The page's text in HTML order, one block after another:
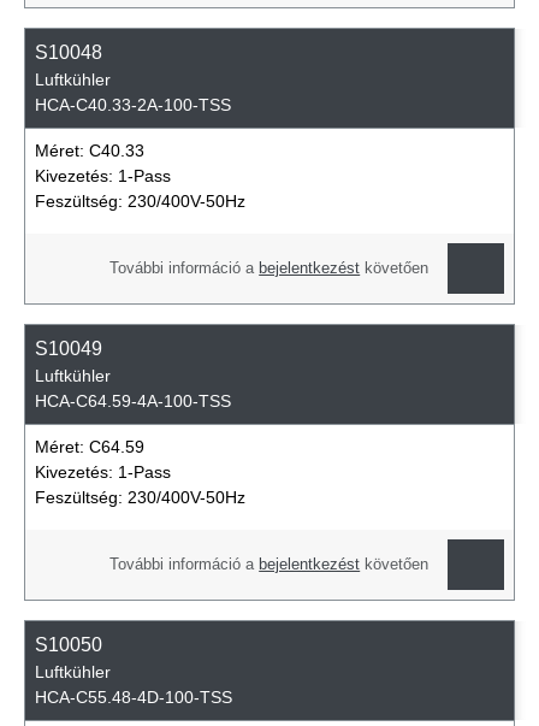
S10048
Luftkühler
HCA-C40.33-2A-100-TSS
Méret: C40.33
Kivezetés: 1-Pass
Feszültség: 230/400V-50Hz
További információ a bejelentkezést követően
S10049
Luftkühler
HCA-C64.59-4A-100-TSS
Méret: C64.59
Kivezetés: 1-Pass
Feszültség: 230/400V-50Hz
További információ a bejelentkezést követően
S10050
Luftkühler
HCA-C55.48-4D-100-TSS